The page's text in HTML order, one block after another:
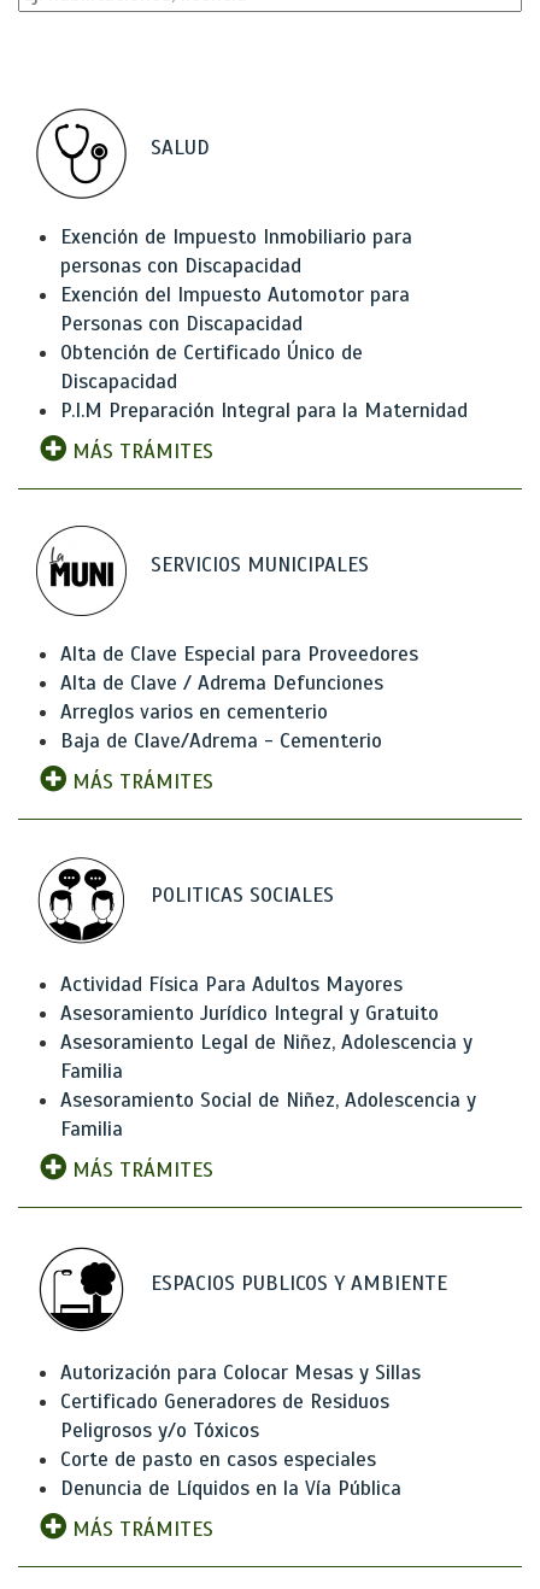
SALUD
Exención de Impuesto Inmobiliario para
personas con Discapacidad
Exención del Impuesto Automotor para
Personas con Discapacidad
Obtención de Certificado Único de
Discapacidad
P.I.M Preparación Integral para la Maternidad
MÁS TRÁMITES
SERVICIOS MUNICIPALES
Alta de Clave Especial para Proveedores
Alta de Clave / Adrema Defunciones
Arreglos varios en cementerio
Baja de Clave/Adrema - Cementerio
MÁS TRÁMITES
POLITICAS SOCIALES
Actividad Física Para Adultos Mayores
Asesoramiento Jurídico Integral y Gratuito
Asesoramiento Legal de Niñez, Adolescencia y
Familia
Asesoramiento Social de Niñez, Adolescencia y
Familia
MÁS TRÁMITES
ESPACIOS PUBLICOS Y AMBIENTE
Autorización para Colocar Mesas y Sillas
Certificado Generadores de Residuos
Peligrosos y/o Tóxicos
Corte de pasto en casos especiales
Denuncia de Líquidos en la Vía Pública
MÁS TRÁMITES